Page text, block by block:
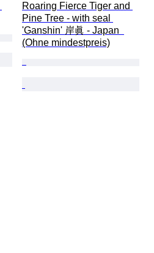
Roaring Fierce Tiger and
Pine Tree - with seal
'Ganshin' 岸眞 - Japan
(Ohne mindestpreis)